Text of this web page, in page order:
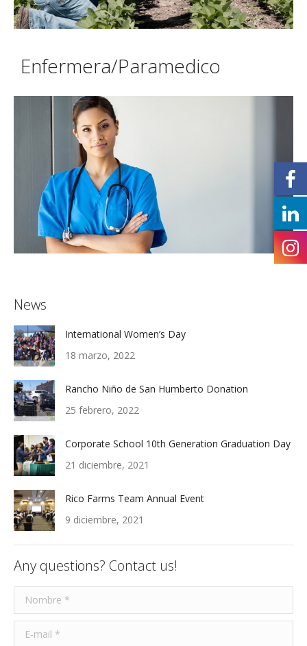
Más información
Enfermera/Paramedico
News
International Women’s Day
18 marzo, 2022
Rancho Niño de San Humberto Donation
25 febrero, 2022
Corporate School 10th Generation Graduation Day
21 diciembre, 2021
Rico Farms Team Annual Event
9 diciembre, 2021
Any questions? Contact us!
Nombre *
E-mail *